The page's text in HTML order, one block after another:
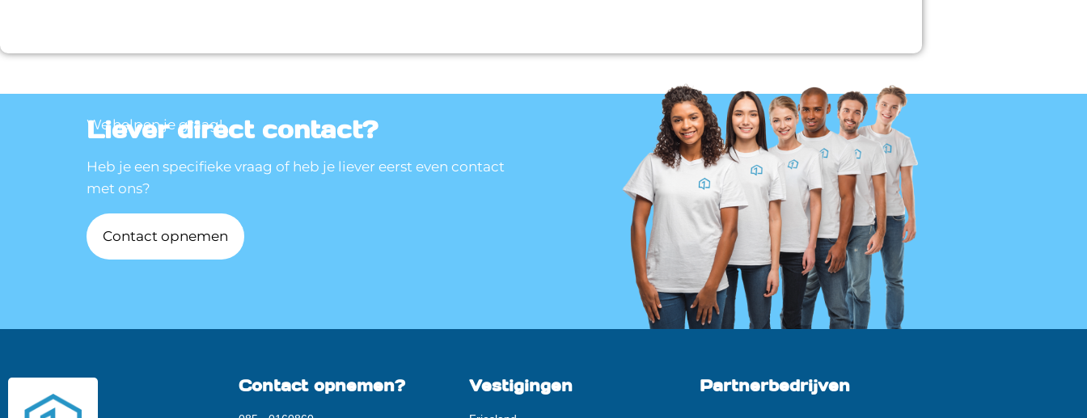
We helpen je graag!
Liever direct contact?
Heb je een specifieke vraag of heb je liever eerst even contact
met ons?
Contact opnemen
Contact opnemen? Vestigingen Partnerbedrijven